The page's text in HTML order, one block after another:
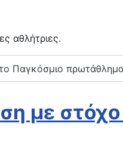
αθλήτριες.
Παγκόσμιο
με